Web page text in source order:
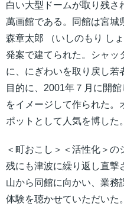
白い大型ドームが取り残さ
萬画館である。同館は宮城
森章太郎 （いしのもり し
発案で建てられた。シャッ
に、にぎわいを取り戻し若
目的に、2001年７月に開
をイメージして作られた。
ポットとして人気を博した。
＜町おこし＞＜活性化＞
残にも津波に繰り返し直撃
山から同館に向かい、業務
体験を聴かせていただいた